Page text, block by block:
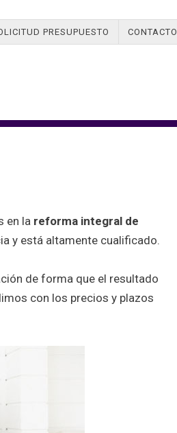
PRESUPUESTO CONTACTO
en la reforma integral de
y está altamente cualificado.
de forma que el resultado
con los precios y plazos